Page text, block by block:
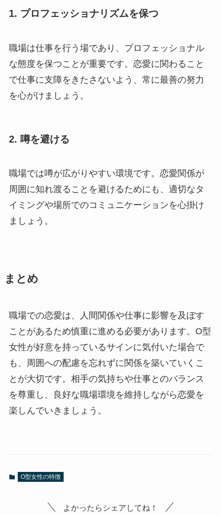
1. プロフェッショナリズムを保つ
職場は仕事を行う場であり、プロフェッショナル
な態度を保つことが重要です。恋愛に関わること
で仕事に支障をきたさないよう、常に最善の努力
を心がけましょう。
2. 噂を避ける
職場では噂が広がりやすい環境です。恋愛関係が
周囲に知れ渡ることを避けるためにも、適切なタ
イミングや場所でのコミュニケーションを心掛け
ましょう。
まとめ
職場での恋愛は、人間関係や仕事に影響を及ぼす
ことがあるため慎重に進める必要があります。O型
女性が好意を持っているサインに気付いた場合で
も、周囲への配慮を忘れずに関係を築いていくこ
とが大切です。相手の気持ちや仕事とのバランス
を尊重し、良好な職場環境を維持しながら恋愛を
楽しんでいきましょう。
O型女性の特徴
よかったらシェアしてね！